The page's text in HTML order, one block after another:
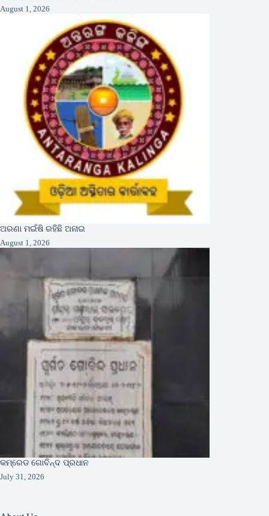
August 1, 2026
ଅରଣା ମଇଁଷି ରହିଛି ଅନାଇ
August 1, 2026
କମ୍ରେଡ ଗୋବିନ୍ଦ ପ୍ରଧାନ
July 31, 2026